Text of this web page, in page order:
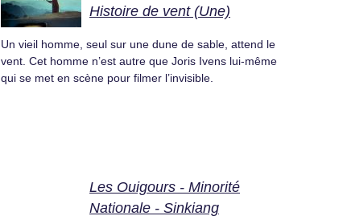
Histoire de vent (Une)
Un vieil homme, seul sur une dune de sable, attend le
vent. Cet homme n’est autre que Joris Ivens lui-même
qui se met en scène pour filmer l’invisible.
Les Ouigours - Minorité
Nationale - Sinkiang